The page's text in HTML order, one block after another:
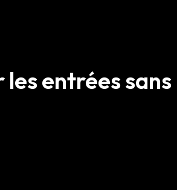
entrées